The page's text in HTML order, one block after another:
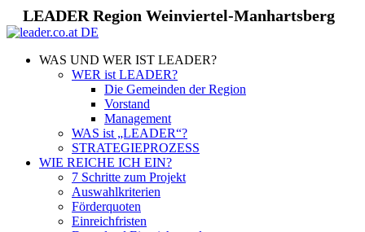
LEADER Region Weinviertel-Manhartsberg
WAS UND WER IST LEADER?
WER ist LEADER?
Die Gemeinden der Region
Vorstand
Management
WAS ist „LEADER“?
STRATEGIEPROZESS
WIE REICHE ICH EIN?
7 Schritte zum Projekt
Auswahlkriterien
Förderquoten
Einreichfristen